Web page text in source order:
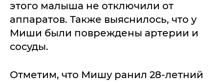
этого малыша не отключили от
аппаратов. Также выяснилось, что у
Миши были повреждены артерии и
сосуды.
Отметим, что Мишу ранил 28-летний